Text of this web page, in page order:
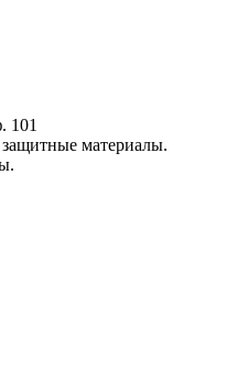
101
материалы.